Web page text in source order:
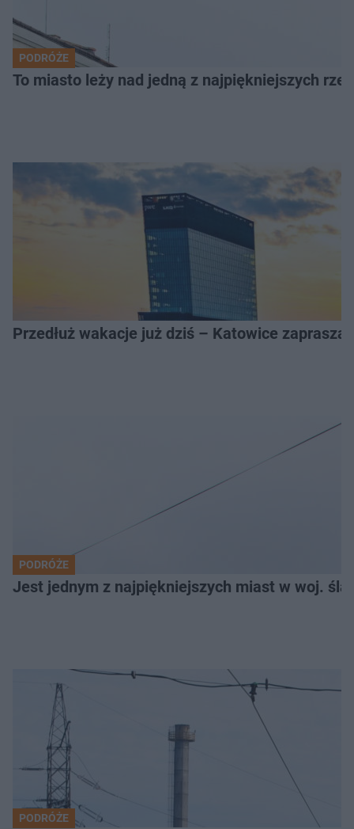
PODRÓŻE
To miasto leży nad jedną z najpiękniejszych
Przedłuż wakacje już dziś – Katowice
PODRÓŻE
Jest jednym z najpiękniejszych miast w woj.
PODRÓŻE